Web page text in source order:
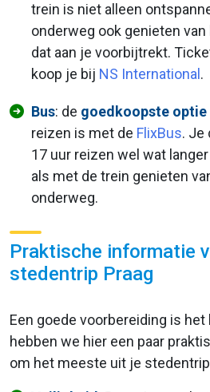
trein is niet alleen
onderweg ook genieten
dat aan je voorbijtrekt.
koop je bij NS International .
Bus: de goedkoopste optie
reizen is met de FlixBus. Je
17 uur reizen wel wat
als met de trein genieten
onderweg.
Praktische informatie
stedentrip Praag
Een goede voorbereiding is het
hebben we hier een paar
om het meeste uit je stedentrip